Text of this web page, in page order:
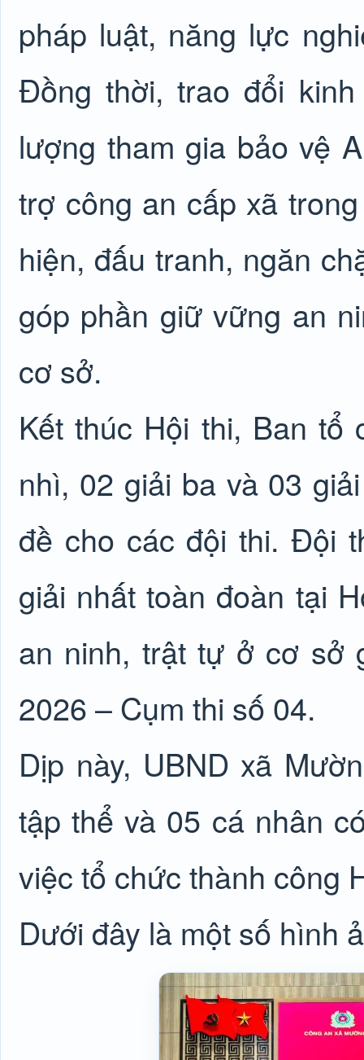
pháp luật, năng lực
Đồng thời, trao đổi
lượng tham gia bảo vệ
trợ công an cấp xã
hiện, đấu tranh, ngăn
góp phần giữ vững an
cơ sở.
Kết thúc Hội thi, Ban
nhì, 02 giải ba và 03
đề cho các đội thi. Đội
giải nhất toàn đoàn tại
an ninh, trật tự ở cơ sở
2026 – Cụm thi số 04.
Dịp này, UBND xã
tập thể và 05 cá nhân
việc tổ chức thành công
Dưới đây là một số hình